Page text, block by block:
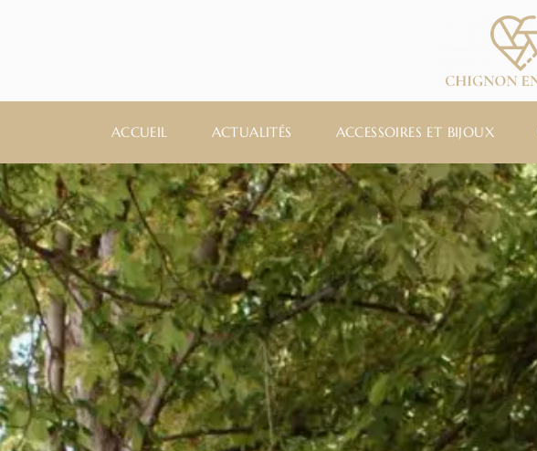
ACCUEIL ACTUALITÉS ACCESSOIRES ET BIJOUX